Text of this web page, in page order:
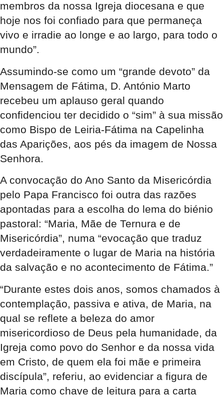
membros da nossa Igreja diocesana e que
hoje nos foi confiado para que permaneça
vivo e irradie ao longe e ao largo, para todo o
mundo”.
Assumindo-se como um “grande devoto” da
Mensagem de Fátima, D. António Marto
recebeu um aplauso geral quando
confidenciou ter decidido o “sim” à sua missão
como Bispo de Leiria-Fátima na Capelinha
das Aparições, aos pés da imagem de Nossa
Senhora.
A convocação do Ano Santo da Misericórdia
pelo Papa Francisco foi outra das razões
apontadas para a escolha do lema do biénio
pastoral: “Maria, Mãe de Ternura e de
Misericórdia”, numa “evocação que traduz
verdadeiramente o lugar de Maria na história
da salvação e no acontecimento de Fátima.”
“Durante estes dois anos, somos chamados à
contemplação, passiva e ativa, de Maria, na
qual se reflete a beleza do amor
misericordioso de Deus pela humanidade, da
Igreja como povo do Senhor e da nossa vida
em Cristo, de quem ela foi mãe e primeira
discípula”, referiu, ao evidenciar a figura de
Maria como chave de leitura para a carta